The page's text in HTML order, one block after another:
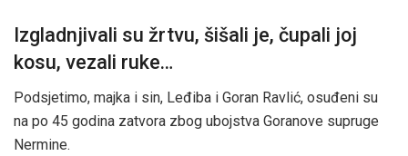
Izgladnjivali su žrtvu, šišali je, čupali joj
kosu, vezali ruke…
Podsjetimo, majka i sin, Leđiba i Goran Ravlić, osuđeni su
na po 45 godina zatvora zbog ubojstva Goranove supruge
Nermine.